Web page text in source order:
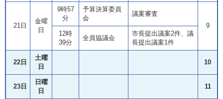
21日
金曜
日
9時57
分
予算決算委員
会
議案審査
9
12時
39分
全員協議会
市長提出議案2件、議
長提出議案1件
22日
土曜
日
10
23日
日曜
日
11